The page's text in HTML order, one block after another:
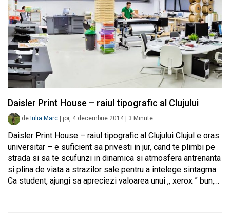
Daisler Print House – raiul tipografic al Clujului
de Iulia Marc joi, 4 decembrie 2014 3 Minute
Daisler Print House – raiul tipografic al Clujului Clujul e oras
universitar – e suficient sa privesti in jur, cand te plimbi pe
strada si sa te scufunzi in dinamica si atmosfera antrenanta
si plina de viata a strazilor sale pentru a intelege sintagma.
Ca student, ajungi sa apreciezi valoarea unui ,, xerox ” bun,…